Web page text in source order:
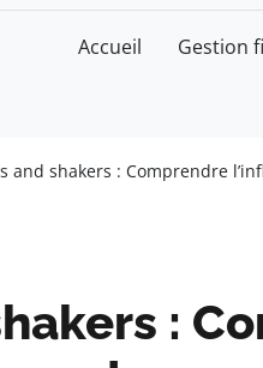
Accueil Gestion
and shakers : Comprendre
: